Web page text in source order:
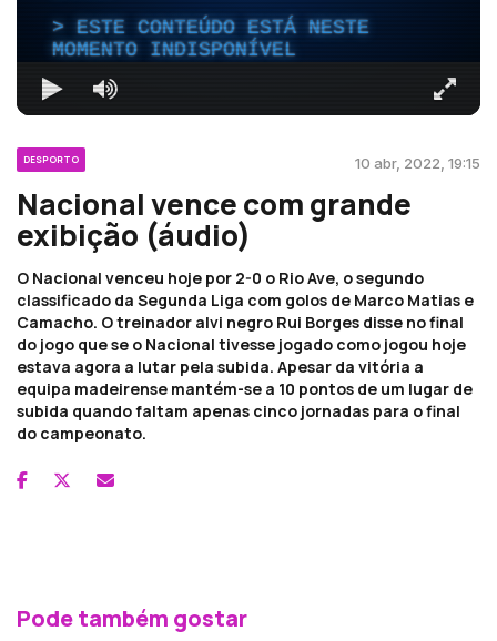
ESTE CONTEÚDO ESTÁ NESTE
MOMENTO INDISPONÍVEL
DESPORTO 10 abr, 2022, 19:15
Nacional vence com grande
exibição (áudio)
O Nacional venceu hoje por 2-0 o Rio Ave, o segundo
classificado da Segunda Liga com golos de Marco Matias e
Camacho. O treinador alvi negro Rui Borges disse no final
do jogo que se o Nacional tivesse jogado como jogou hoje
estava agora a lutar pela subida. Apesar da vitória a
equipa madeirense mantém-se a 10 pontos de um lugar de
subida quando faltam apenas cinco jornadas para o final
do campeonato.
Pode também gostar